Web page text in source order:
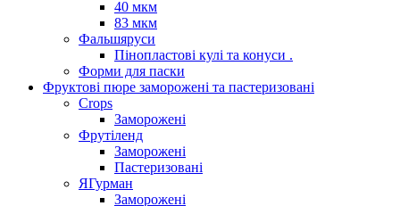
40 мкм
83 мкм
Фальшяруси
Пінопластові кулі та конуси .
Форми для паски
Фруктові пюре заморожені та пастеризовані
Crops
Заморожені
Фрутіленд
Заморожені
Пастеризовані
ЯГурман
Заморожені